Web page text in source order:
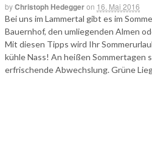
byChristoph Hedeggeron 16. Mai 2016
Bei uns im Lammertal gibt es im
Bauernhof, den umliegenden Almen
Mit diesen Tipps wird Ihr
kühle Nass! An heißen Sommertagen
erfrischende Abwechslung. Grüne